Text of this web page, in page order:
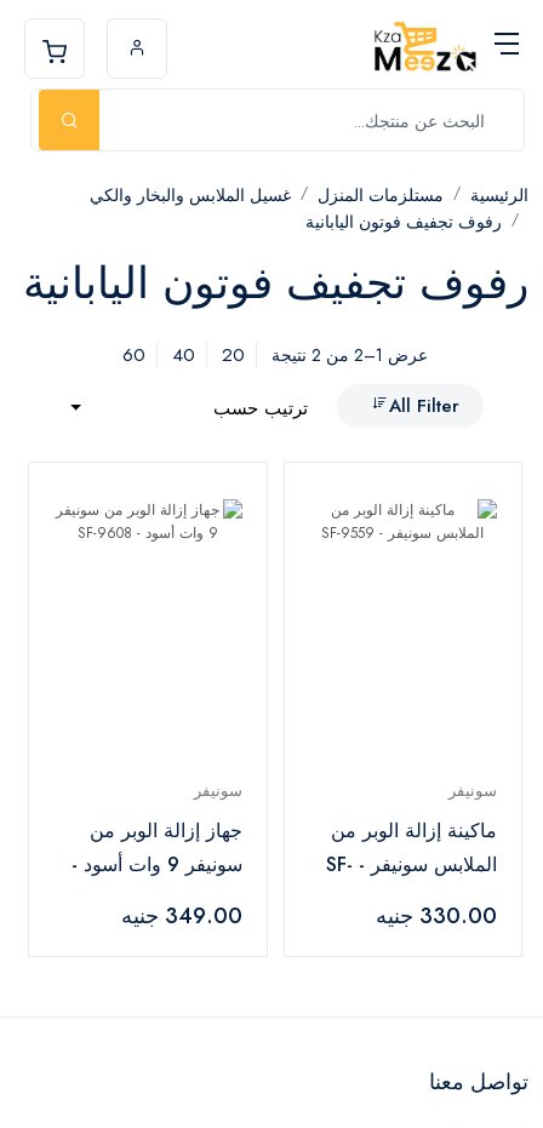
الرئيسية مستلزمات المنزل
غسيل الملابس والبخار والكي
رفوف تجفيف فوتون اليابانية
رفوف تجفيف فوتون اليابانية
عرض 1–2 من 2 نتيجة 20
40
60
All Filter
ترتيب حسب
سونيفر
ماكينة إزالة الوبر من
الملابس سونيفر - SF-
330.00 جنيه
سونيفر
جهاز إزالة الوبر من
سونيفر 9 وات أسود -
349.00 جنيه
تواصل معنا